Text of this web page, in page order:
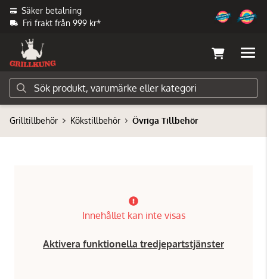
Säker betalning
Fri frakt från 999 kr*
Grilltillbehör Kökstillbehör Övriga Tillbehör
Innehållet kan inte visas
Aktivera funktionella tredjepartstjänster